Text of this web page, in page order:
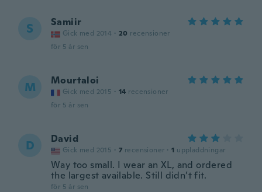
S Samiir
Gick med 2014 · 20 recensioner
för 5 år sen
M Mourtaloi
Gick med 2015 · 14 recensioner
för 5 år sen
D David
Gick med 2015 · 7 recensioner · 1 uppladdningar
Way too small. I wear an XL, and ordered
the largest available. Still didn’t fit.
för 5 år sen